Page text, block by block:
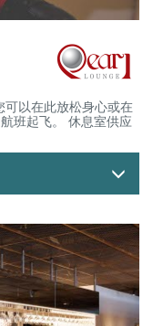
以在此放松身心或在
班起飞。 休息室供应